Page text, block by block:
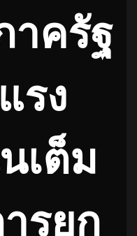
าครัฐ
รง
เต็ม
รยก